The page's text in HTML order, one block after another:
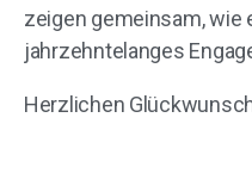
zeigen gemeinsam, wie
jahrzehntelanges
Herzlichen